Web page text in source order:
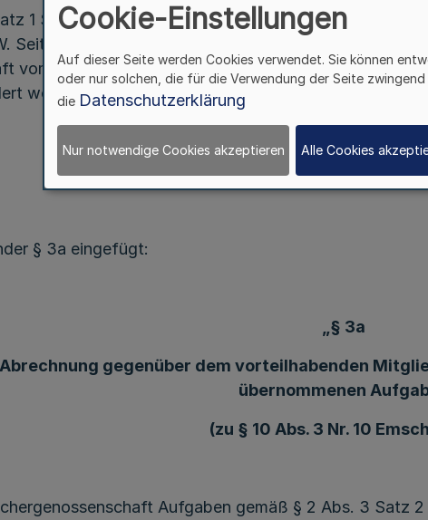
1 Satz 2 in Verbindung mit den §§ 10 und 13 Absatz
Seite 144) hat die Genossenschaftsversammlung am
vom 22. Januar 1991 (GV. NRW. Seite 26), die
worden ist, beschlossen:
§ 3a eingefügt:
„§ 3a
gegenüber dem vorteilhabenden
übernommenen
(zu § 10 Abs. 3 Nr. 10
Aufgaben gemäß § 2 Abs. 3 Satz
Cookie-Einstellungen
Auf dieser Seite werden Cookies verwendet. Sie können
oder nur solchen, die für die Verwendung der Seite
die Datenschutzerklärung
Nur notwendige Cookies akzeptieren Alle Cookies